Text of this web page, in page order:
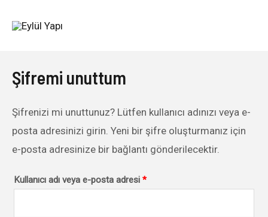
atla
Şifremi unuttum
Şifrenizi mi unuttunuz? Lütfen kullanıcı adınızı veya e-
posta adresinizi girin. Yeni bir şifre oluşturmanız için
e-posta adresinize bir bağlantı gönderilecektir.
Kullanıcı adı veya e-posta adresi *